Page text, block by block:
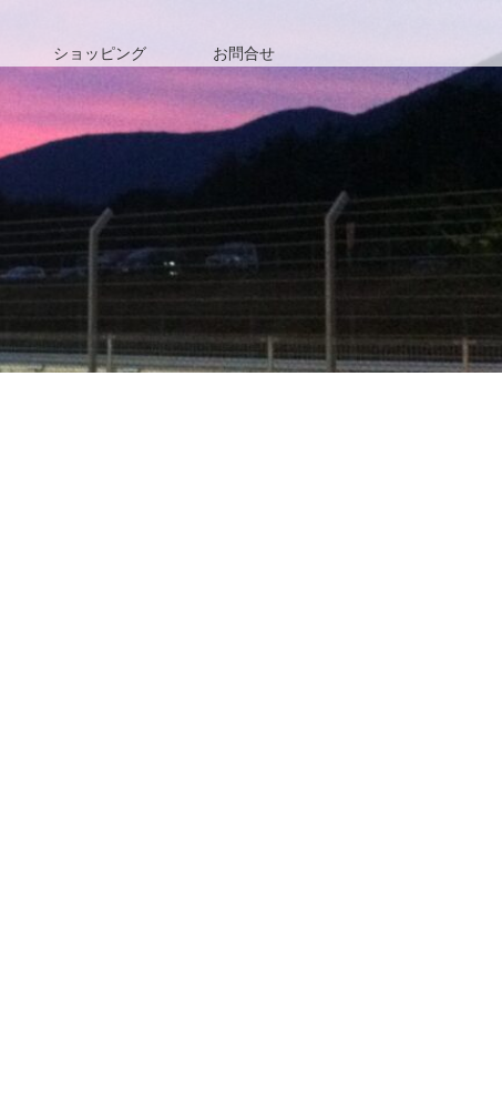
ショッピング お問合せ